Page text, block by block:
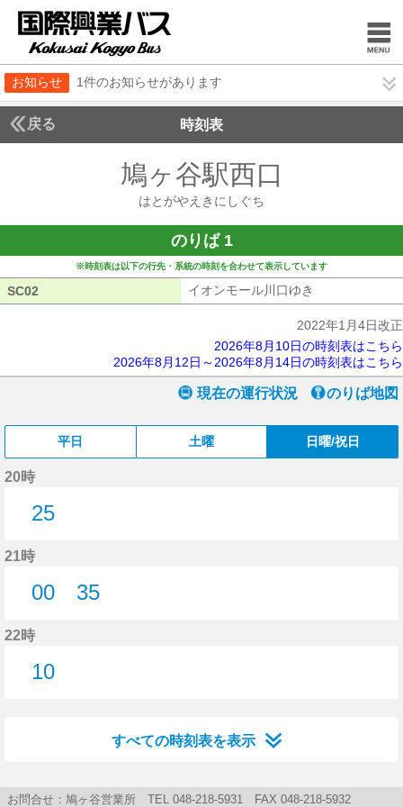
お知らせ 1件のお知らせがあります
戻る 時刻表
鳩ヶ谷駅西口
はとがやえきにしぐち
のりば 1
※時刻表は以下の行先・系統の時刻を合わせて表示しています
SC02 イオンモール川口ゆき
2022年1月4日改正
2026年8月10日の時刻表はこちら
2026年8月12日～2026年8月14日の時刻表はこちら
現在の運行状況 のりば地図
平日 土曜 日曜/祝日
20時
25
21時
00
35
22時
10
すべての時刻表を表示
お問合せ：鳩ヶ谷営業所 TEL 048-218-5931 FAX 048-218-5932